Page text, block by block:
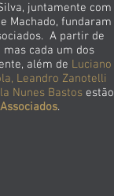
juntamente com
Machado, fundaram
A partir de
cada um dos
além de Luciano
Leandro Zanotelli
Nunes Bastos estão
.